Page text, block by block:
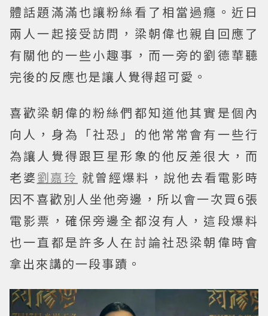
體話題滿滿也讓粉絲看了相當過癮。近日
兩人一起接受訪問，梁朝偉也親自回應了
有關他的一些小趣事，而一旁的劉德華聽
完後的反應也是讓人覺得超可愛。
喜歡梁朝偉的粉絲們都知道他其實是個內
向人，身為「社恐」的他常常會有一些行
為讓人覺得跟巨星形象的他反差很大，而
老婆劉嘉玲 就曾經爆料，說他去看電影時
因不喜歡別人坐他旁邊，所以會一次買6張
電影票，確保旁邊全都沒有人，這段爆料
也一直都是許多人在討論社恐梁朝偉時會
拿出來講的一段事蹟。